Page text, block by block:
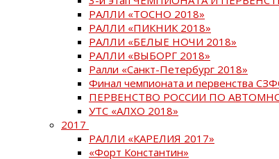
РАЛЛИ «ТОСНО 2018»
РАЛЛИ «ПИКНИК 2018»
РАЛЛИ «БЕЛЫЕ НОЧИ 2018»
РАЛЛИ «ВЫБОРГ 2018»
Ралли «Санкт-Петербург 2018»
Финал чемпионата и первенства
ПЕРВЕНСТВО РОССИИ ПО
УТС «АЛХО 2018»
2017
РАЛЛИ «КАРЕЛИЯ 2017»
«Форт Константин»